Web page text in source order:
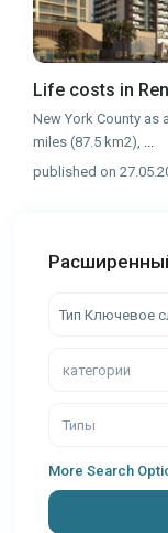
Life costs in
New York County as
miles (87.5 km2), ...
published on
категории
Типы
More Search